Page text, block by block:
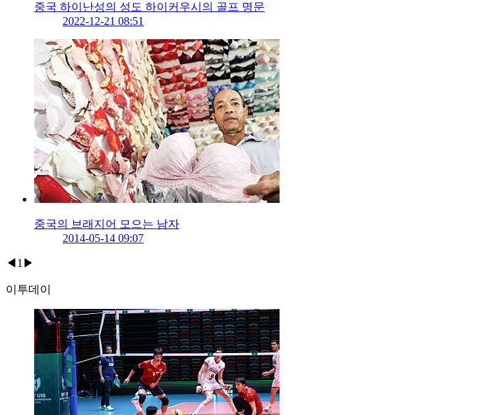
중국 하이난성의 성도 하이커우시의 골프 명문
2022-12-21 08:51
중국의 브래지어 모으는 남자
2014-05-14 09:07
◀ 1 ▶
이투데이